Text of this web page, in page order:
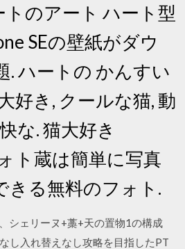
トのアート ハート型
SEの壁紙がダウ
. ハートの かんすい
好き, クールな猫, 動
な. 猫大好き
ト蔵は簡単に写真
きる無料のフォト.
シェリーヌ+藁+天の置物1の構成
し入れ替えなし攻略を目指したPT